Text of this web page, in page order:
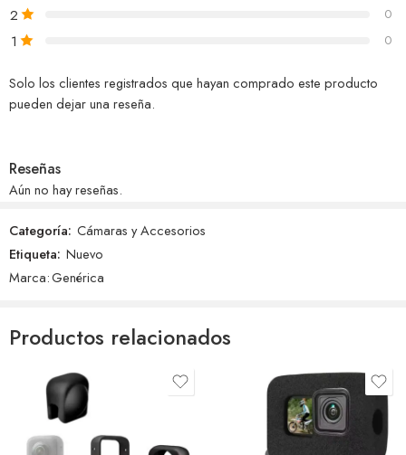
2 0
1 0
Solo los clientes registrados que hayan comprado este producto
pueden dejar una reseña.
Reseñas
Aún no hay reseñas.
Categoría: Cámaras y Accesorios
Etiqueta: Nuevo
Marca:Genérica
Productos relacionados